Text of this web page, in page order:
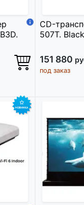
CD-
507T.
151 880
под заказ